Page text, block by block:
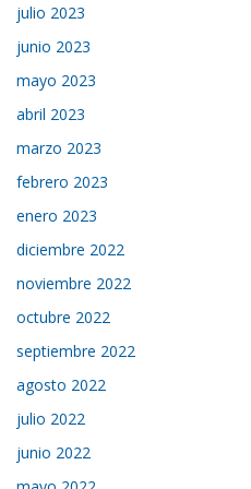
julio 2023
junio 2023
mayo 2023
abril 2023
marzo 2023
febrero 2023
enero 2023
diciembre 2022
noviembre 2022
octubre 2022
septiembre 2022
agosto 2022
julio 2022
junio 2022